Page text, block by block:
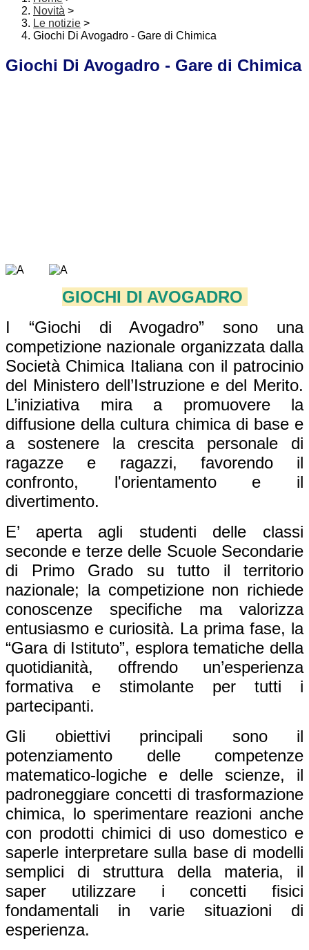
Novità >
Le notizie >
Giochi Di Avogadro - Gare di Chimica
Giochi Di Avogadro - Gare di Chimica
GIOCHI DI AVOGADRO
I “Giochi di Avogadro” sono una
competizione nazionale organizzata dalla
Società Chimica Italiana con il patrocinio
del Ministero dell’Istruzione e del Merito.
L’iniziativa mira a promuovere la
diffusione della cultura chimica di base e
a sostenere la crescita personale di
ragazze e ragazzi, favorendo il
confronto, l'orientamento e il
divertimento.
E’ aperta agli studenti delle classi
seconde e terze delle Scuole Secondarie
di Primo Grado su tutto il territorio
nazionale; la competizione non richiede
conoscenze specifiche ma valorizza
entusiasmo e curiosità. La prima fase, la
“Gara di Istituto”, esplora tematiche della
quotidianità, offrendo un’esperienza
formativa e stimolante per tutti i
partecipanti.
Gli obiettivi principali sono il
potenziamento delle competenze
matematico-logiche e delle scienze, il
padroneggiare concetti di trasformazione
chimica, lo sperimentare reazioni anche
con prodotti chimici di uso domestico e
saperle interpretare sulla base di modelli
semplici di struttura della materia, il
saper utilizzare i concetti fisici
fondamentali in varie situazioni di
esperienza.